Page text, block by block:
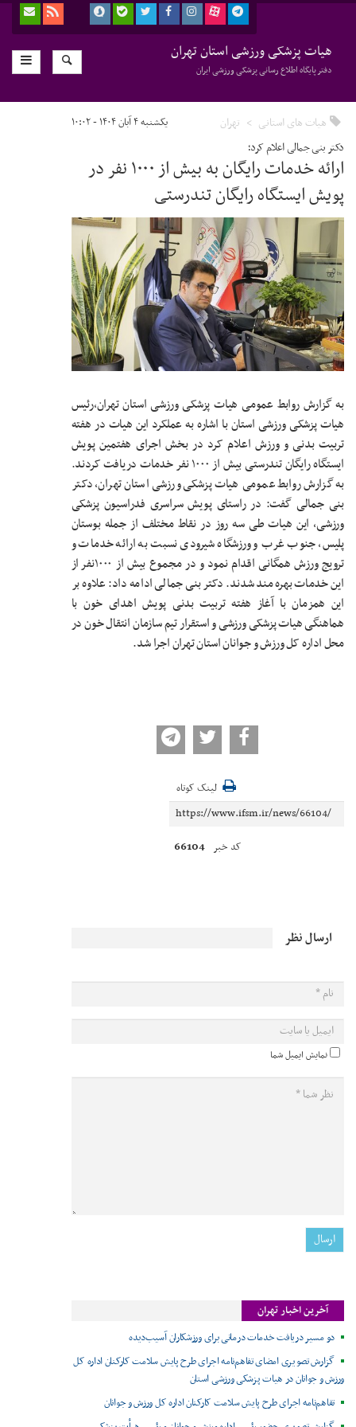
هیات پزشکی ورزشی استان تهران
دفتر پایگاه اطلاع رسانی پزشکی ورزشی ایران
هیات های استانی تهران یکشنبه ۴ آبان ۱۴۰۴ - ۱۰:۰۲
دکتر بنی جمالی اعلام کرد؛
ارائه خدمات رایگان به بیش از ۱۰۰۰ نفر در
پویش ایستگاه رایگان تندرستی
به گزارش روابط عمومی هیات پزشکی ورزشی استان تهران،رئیس
هیات پزشکی ورزشی استان با اشاره به عملکرد این هیات در هفته
تربیت بدنی و ورزش اعلام کرد در بخش اجرای هفتمین پویش
ایستگاه رایگان تندرستی بیش از ۱۰۰۰ نفر خدمات دریافت کردند.
به گزارش روابط عمومی هیات پزشکی ورزشی استان تهران، دکتر
بنی جمالی گفت: در راستای پویش سراسری فدراسیون پزشکی
ورزشی، این هیات طی سه روز در نقاط مختلف از جمله بوستان
پلیس، جنوب غرب و ورزشگاه شیرودی نسبت به ارائه خدمات و
ترویج ورزش همگانی اقدام نمود و در مجموع بیش از ۱۰۰۰نفر از
این خدمات بهره مند شدند. دکتر بنی جمالی ادامه داد: علاوه بر
این همزمان با آغاز هفته تربیت بدنی پویش اهدای خون با
هماهنگی هیات پزشکی ورزشی و استقرار تیم سازمان انتقال خون در
محل اداره کل ورزش و جوانان استان تهران اجرا شد.
لینک کوتاه
کد خبر 66104
ارسال نظر
نمایش ایمیل شما
آخرین اخبار تهران
دو مسیر دریافت خدمات درمانی برای ورزشکاران آسیب‌دیده
گزارش تصویری امضای تفاهم‌نامه اجرای طرح پایش سلامت کارکنان اداره کل
ورزش و جوانان در هیات پزشکی ورزشی استان
تفاهم‌نامه اجرای طرح پایش سلامت کارکنان اداره کل ورزش و جوانان